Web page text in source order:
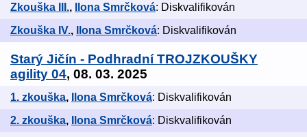
Zkouška III., Ilona Smrčková: Diskvalifikován
Zkouška IV., Ilona Smrčková: Diskvalifikován
Starý Jičín - Podhradní TROJZKOUŠKY
agility 04, 08. 03. 2025
1. zkouška, Ilona Smrčková: Diskvalifikován
2. zkouška, Ilona Smrčková: Diskvalifikován